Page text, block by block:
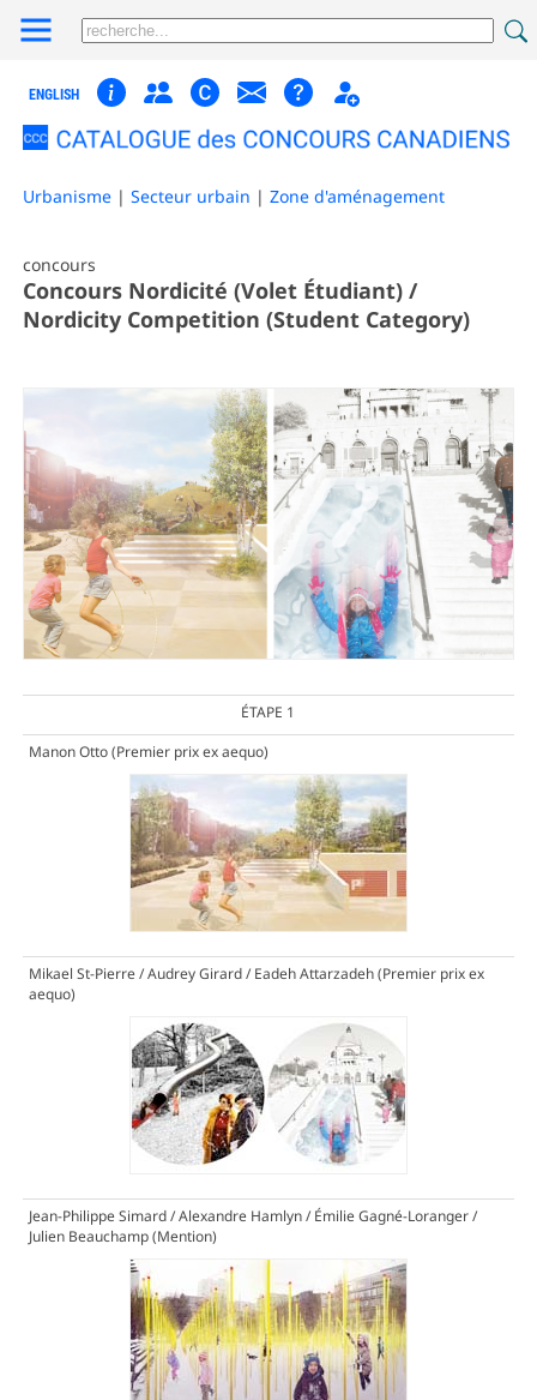
ENGLISH
Urbanisme | Secteur urbain | Zone d'aménagement
concours
Concours Nordicité (Volet Étudiant) /
Nordicity Competition (Student Category)
ÉTAPE 1
Manon Otto(Premier prix ex aequo)
Mikael St-Pierre / Audrey Girard / Eadeh Attarzadeh(Premier prix ex
aequo)
Jean-Philippe Simard / Alexandre Hamlyn / Émilie Gagné-Loranger /
Julien Beauchamp(Mention)